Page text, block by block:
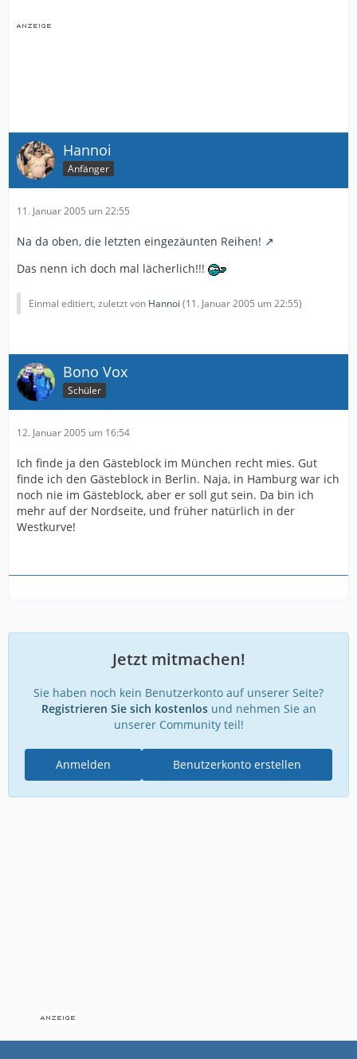
Hannoi
Anfänger
11. Januar 2005 um 22:55
Na da oben, die letzten eingezäunten Reihen!
Das nenn ich doch mal lächerlich!!!
Einmal editiert, zuletzt von Hannoi (11. Januar 2005 um 22:55)
Bono Vox
Schüler
12. Januar 2005 um 16:54
Ich finde ja den Gästeblock im München recht mies. Gut
finde ich den Gästeblock in Berlin. Naja, in Hamburg war ich
noch nie im Gästeblock, aber er soll gut sein. Da bin ich
mehr auf der Nordseite, und früher natürlich in der
Westkurve!
Jetzt mitmachen!
Sie haben noch kein Benutzerkonto auf unserer Seite?
Registrieren Sie sich kostenlosund nehmen Sie an
unserer Community teil!
Benutzerkonto erstellen
Anmelden